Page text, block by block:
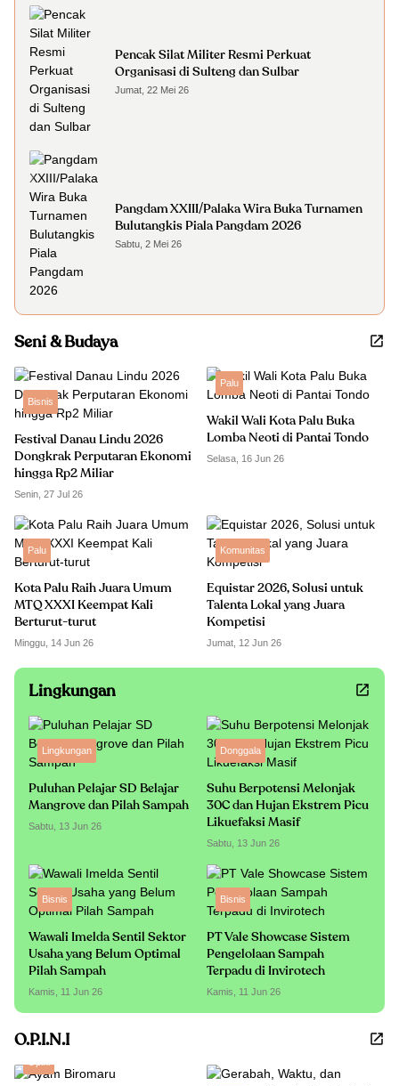
Pencak Silat Militer Resmi Perkuat
Organisasi di Sulteng dan Sulbar
Jumat, 22 Mei 26
Pangdam XXIII/Palaka Wira Buka Turnamen
Bulutangkis Piala Pangdam 2026
Sabtu, 2 Mei 26
Seni & Budaya
Bisnis
Festival Danau Lindu 2026
Dongkrak Perputaran Ekonomi
hingga Rp2 Miliar
Senin, 27 Jul 26
Palu
Wakil Wali Kota Palu Buka
Lomba Neoti di Pantai Tondo
Selasa, 16 Jun 26
Palu
Kota Palu Raih Juara Umum
MTQ XXXI Keempat Kali
Berturut-turut
Minggu, 14 Jun 26
Komunitas
Equistar 2026, Solusi untuk
Talenta Lokal yang Juara
Kompetisi
Jumat, 12 Jun 26
Lingkungan
Lingkungan
Puluhan Pelajar SD Belajar
Mangrove dan Pilah Sampah
Sabtu, 13 Jun 26
Donggala
Suhu Berpotensi Melonjak
30C dan Hujan Ekstrem Picu
Likuefaksi Masif
Sabtu, 13 Jun 26
Bisnis
Wawali Imelda Sentil Sektor
Usaha yang Belum Optimal
Pilah Sampah
Kamis, 11 Jun 26
Bisnis
PT Vale Showcase Sistem
Pengelolaan Sampah
Terpadu di Invirotech
Kamis, 11 Jun 26
O.P.I.N.I